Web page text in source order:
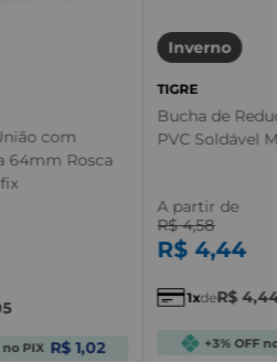
com
64mm Rosca
no PIX R$ 1,02
Inverno
TIGRE
Bucha de
PVC Soldável
A partir de
R$ 4,58
R$ 4,44
1 deR$ 4,
+3% OFF